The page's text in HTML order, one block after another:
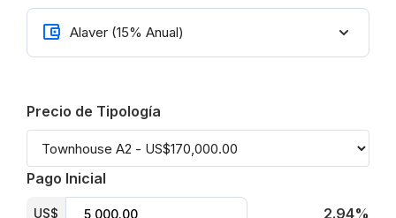
Precio de Tipología
Pago Inicial
US$ 2.94%